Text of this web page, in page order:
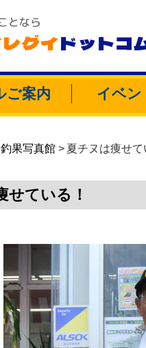
となら
グイドットコ
ご案内 イベン
釣果写真館 夏チヌは痩せて
せている！